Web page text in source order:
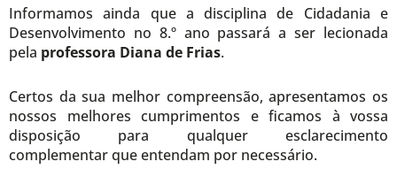
Informamos ainda que a disciplina de Cidadania e
Desenvolvimento no 8.º ano passará a ser lecionada
pela professora Diana de Frias.
Certos da sua melhor compreensão, apresentamos os
nossos melhores cumprimentos e ficamos à vossa
disposição para qualquer esclarecimento
complementar que entendam por necessário.